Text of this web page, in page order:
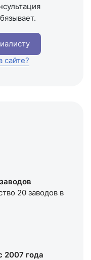
20 заводов в
2007 года
сайте?